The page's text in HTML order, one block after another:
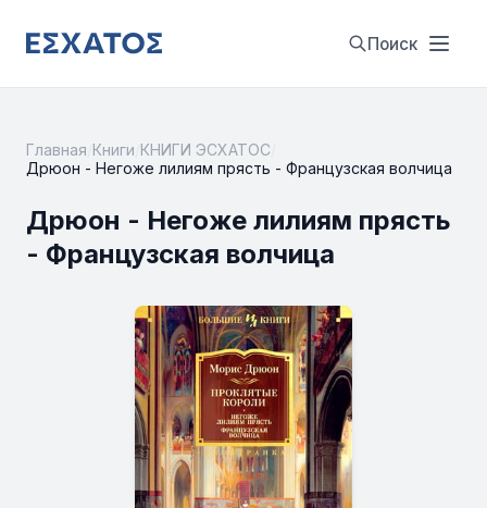
Поиск
Главная Книги КНИГИ ЭСХАТОС
Дрюон - Негоже лилиям прясть - Французская волчица
Дрюон - Негоже лилиям прясть
- Французская волчица